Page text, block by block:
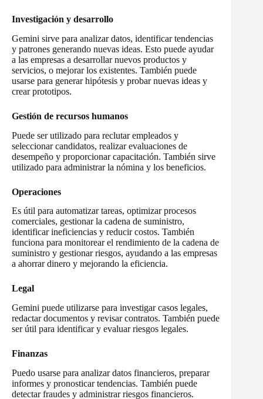
Investigación y desarrollo
Gemini sirve para analizar datos, identificar tendencias
y patrones generando nuevas ideas. Esto puede ayudar
a las empresas a desarrollar nuevos productos y
servicios, o mejorar los existentes. También puede
usarse para generar hipótesis y probar nuevas ideas y
crear prototipos.
Gestión de recursos humanos
Puede ser utilizado para reclutar empleados y
seleccionar candidatos, realizar evaluaciones de
desempeño y proporcionar capacitación. También sirve
utilizado para administrar la nómina y los beneficios.
Operaciones
Es útil para automatizar tareas, optimizar procesos
comerciales, gestionar la cadena de suministro,
identificar ineficiencias y reducir costos. También
funciona para monitorear el rendimiento de la cadena de
suministro y gestionar riesgos, ayudando a las empresas
a ahorrar dinero y mejorando la eficiencia.
Legal
Gemini puede utilizarse para investigar casos legales,
redactar documentos y revisar contratos. También puede
ser útil para identificar y evaluar riesgos legales.
Finanzas
Puedo usarse para analizar datos financieros, preparar
informes y pronosticar tendencias. También puede
detectar fraudes y administrar riesgos financieros.